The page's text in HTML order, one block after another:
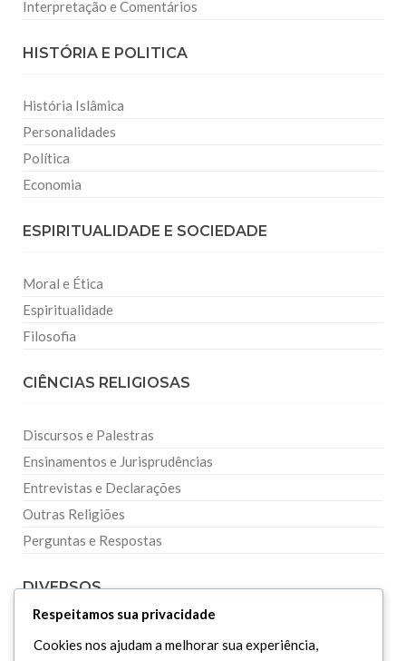
Interpretação e Comentários
HISTÓRIA E POLITICA
História Islâmica
Personalidades
Política
Economia
ESPIRITUALIDADE E SOCIEDADE
Moral e Ética
Espiritualidade
Filosofia
CIÊNCIAS RELIGIOSAS
Discursos e Palestras
Ensinamentos e Jurisprudências
Entrevistas e Declarações
Outras Religiões
Perguntas e Respostas
DIVERSOS
Curiosidades
Respeitamos sua privacidade
Cookies nos ajudam a melhorar sua experiência,